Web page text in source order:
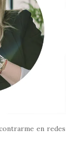
en redes